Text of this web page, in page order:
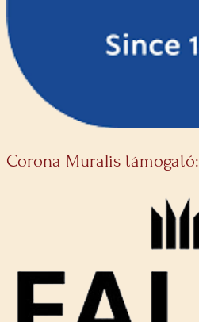
Corona Muralis támogató: